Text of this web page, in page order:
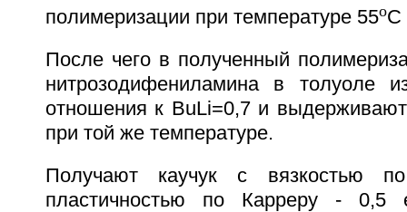
полимеризации при температуре 55oС
После чего в полученный
нитрозодифениламина в толуоле
отношения к BuLi=0,7 и
при той же температуре.
Получают каучук с вязкостью
пластичностью по Карреру -